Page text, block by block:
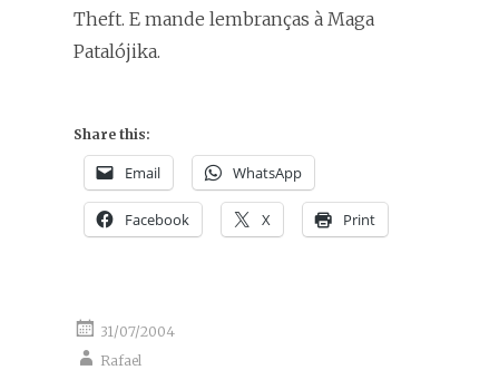
Theft. E mande lembranças à Maga
Patalójika.
Share this:
Email WhatsApp
Facebook X Print
31/07/2004
Rafael